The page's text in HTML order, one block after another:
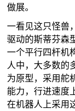
做展。
一看见这只怪兽
驱动的斯蒂芬森
一个平行四杆机
人中，大多数的
为原型，采用舵
能力，行进速度
在机器人上采用